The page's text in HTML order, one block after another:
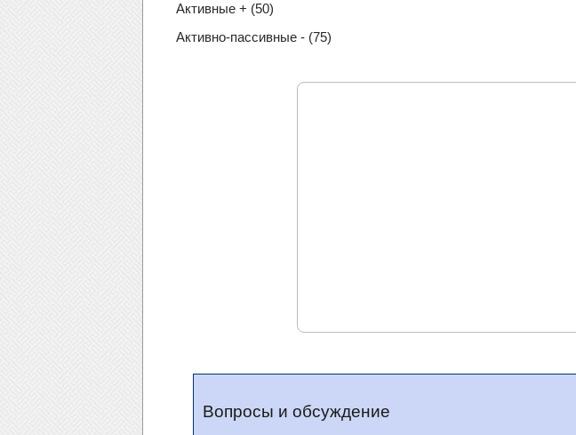
Активные + (50)
Активно-пассивные - (75)
Вопросы и обсуждение